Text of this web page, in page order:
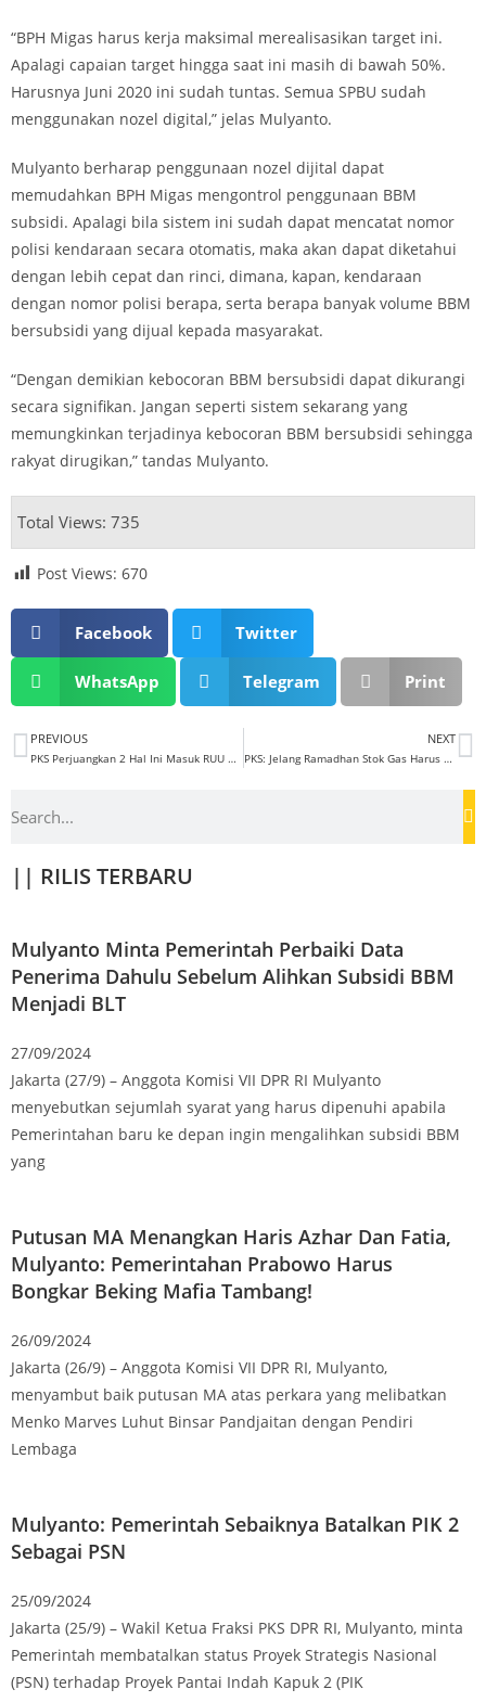
“BPH Migas harus kerja maksimal merealisasikan target ini.
Apalagi capaian target hingga saat ini masih di bawah 50%.
Harusnya Juni 2020 ini sudah tuntas. Semua SPBU sudah
menggunakan nozel digital,” jelas Mulyanto.
Mulyanto berharap penggunaan nozel dijital dapat
memudahkan BPH Migas mengontrol penggunaan BBM
subsidi. Apalagi bila sistem ini sudah dapat mencatat nomor
polisi kendaraan secara otomatis, maka akan dapat diketahui
dengan lebih cepat dan rinci, dimana, kapan, kendaraan
dengan nomor polisi berapa, serta berapa banyak volume BBM
bersubsidi yang dijual kepada masyarakat.
“Dengan demikian kebocoran BBM bersubsidi dapat dikurangi
secara signifikan. Jangan seperti sistem sekarang yang
memungkinkan terjadinya kebocoran BBM bersubsidi sehingga
rakyat dirugikan,” tandas Mulyanto.
Total Views: 735
Post Views: 670
Facebook Twitter
WhatsApp Telegram Print
PREVIOUS
PKS Perjuangkan 2 Hal Ini Masuk RUU Minerba
NEXT
PKS: Jelang Ramadhan Stok Gas Harus Aman
|| RILIS TERBARU
Mulyanto Minta Pemerintah Perbaiki Data
Penerima Dahulu Sebelum Alihkan Subsidi BBM
Menjadi BLT
27/09/2024
Jakarta (27/9) – Anggota Komisi VII DPR RI Mulyanto
menyebutkan sejumlah syarat yang harus dipenuhi apabila
Pemerintahan baru ke depan ingin mengalihkan subsidi BBM
yang
Putusan MA Menangkan Haris Azhar Dan Fatia,
Mulyanto: Pemerintahan Prabowo Harus
Bongkar Beking Mafia Tambang!
26/09/2024
Jakarta (26/9) – Anggota Komisi VII DPR RI, Mulyanto,
menyambut baik putusan MA atas perkara yang melibatkan
Menko Marves Luhut Binsar Pandjaitan dengan Pendiri
Lembaga
Mulyanto: Pemerintah Sebaiknya Batalkan PIK 2
Sebagai PSN
25/09/2024
Jakarta (25/9) – Wakil Ketua Fraksi PKS DPR RI, Mulyanto, minta
Pemerintah membatalkan status Proyek Strategis Nasional
(PSN) terhadap Proyek Pantai Indah Kapuk 2 (PIK